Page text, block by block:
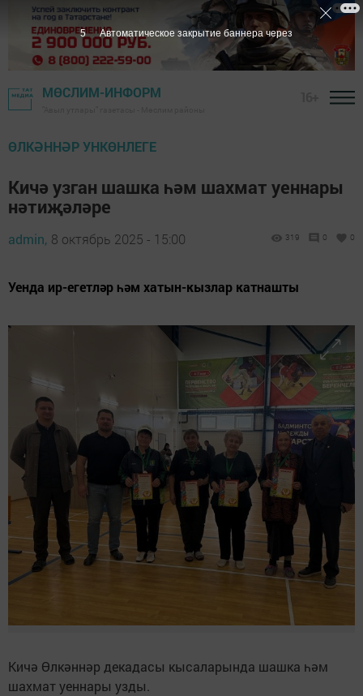
МӨСЛИМ-ИНФОРМ
ӨЛКӘННӘР УНКӨНЛЕГЕ
Кичә узган шашка һәм шахмат уеннары
нәтиҗәләре
admin, 8 октябрь 2025 - 15:00 319 0 0
Уенда ир-егетләр һәм хатын-кызлар катнашты
Кичә Өлкәннәр декадасы кысаларында шашка һәм
шахмат уеннары узды.
4 Автоматическое закрытие баннера через